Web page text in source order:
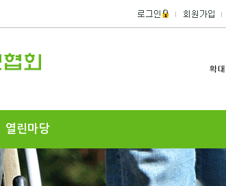
열린마당